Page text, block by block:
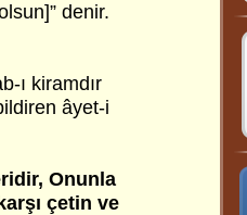
denir.
ı kiramdır
âyet-i
Onunla
çetin ve